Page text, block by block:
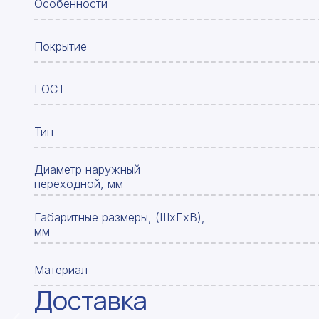
Особенности
Покрытие
ГОСТ
Тип
Диаметр наружный
переходной, мм
Габаритные размеры, (ШxГxВ),
мм
Материал
Доставка